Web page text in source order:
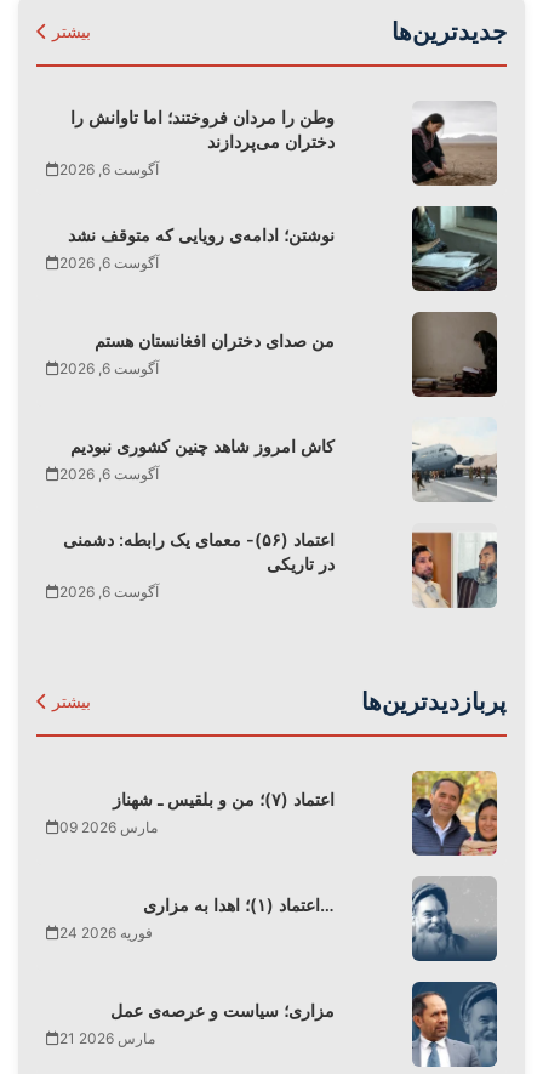
جدیدترین‌ها بیشتر
وطن را مردان فروختند؛ اما تاوانش را
دختران می‌پردازند
آگوست 6, 2026
نوشتن؛ ادامه‌ی رویایی که متوقف نشد
آگوست 6, 2026
من صدای دختران افغانستان هستم
آگوست 6, 2026
کاش امروز شاهد چنین کشوری نبودیم
آگوست 6, 2026
اعتماد (۵۶)- معمای یک رابطه: دشمنی
در تاریکی
آگوست 6, 2026
پربازدیدترین‌ها بیشتر
اعتماد (۷)؛ من و بلقیس ـ شهناز
09 مارس 2026
اعتماد (۱)؛ اهدا به مزاری…
24 فوریه 2026
مزاری؛ سیاست و عرصه‌ی عمل
21 مارس 2026